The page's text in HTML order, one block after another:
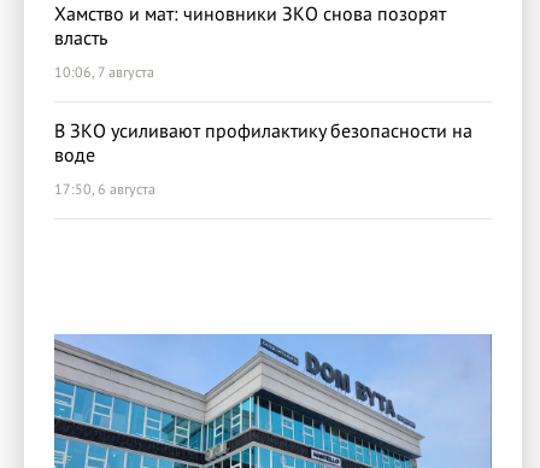
Хамство и мат: чиновники ЗКО снова позорят
власть
10:06, 7 августа
В ЗКО усиливают профилактику безопасности на
воде
17:50, 6 августа